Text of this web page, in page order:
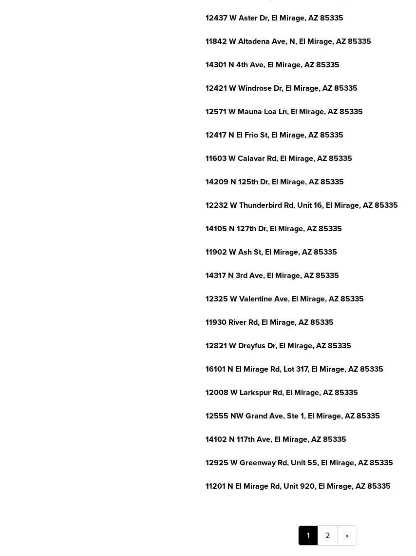
12437 W Aster Dr, El Mirage, AZ 85335
11842 W Altadena Ave, N, El Mirage, AZ 85335
14301 N 4th Ave, El Mirage, AZ 85335
12421 W Windrose Dr, El Mirage, AZ 85335
12571 W Mauna Loa Ln, El Mirage, AZ 85335
12417 N El Frio St, El Mirage, AZ 85335
11603 W Calavar Rd, El Mirage, AZ 85335
14209 N 125th Dr, El Mirage, AZ 85335
12232 W Thunderbird Rd, Unit 16, El Mirage, AZ 85335
14105 N 127th Dr, El Mirage, AZ 85335
11902 W Ash St, El Mirage, AZ 85335
14317 N 3rd Ave, El Mirage, AZ 85335
12325 W Valentine Ave, El Mirage, AZ 85335
11930 River Rd, El Mirage, AZ 85335
12821 W Dreyfus Dr, El Mirage, AZ 85335
16101 N El Mirage Rd, Lot 317, El Mirage, AZ 85335
12008 W Larkspur Rd, El Mirage, AZ 85335
12555 NW Grand Ave, Ste 1, El Mirage, AZ 85335
14102 N 117th Ave, El Mirage, AZ 85335
12925 W Greenway Rd, Unit 55, El Mirage, AZ 85335
11201 N El Mirage Rd, Unit 920, El Mirage, AZ 85335
1 2 »